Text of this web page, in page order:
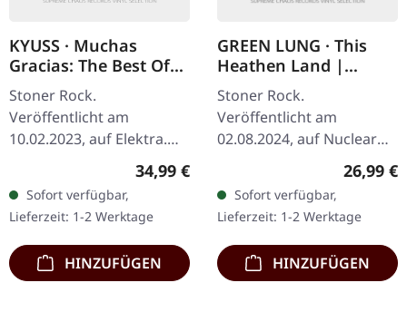
KYUSS · Muchas
Gracias: The Best Of
Kyuss | TRANSPARENT
BLUE 2LP
Stoner Rock.
Veröffentlicht am
10.02.2023, auf Elektra.
Transparent-blaues
Doppel-Vinyl im Standard-
Cover. Als die
Wüstenwinde von Palm
Desert in den…
Regulärer Preis:
34,99 €
Sofort verfügbar,
Lieferzeit: 1-2 Werktage
HINZUFÜGEN
GREEN LUNG · This
Heathen Land |
TRANSPARENT
ORANGE/BLACK
SMOKE LP
Stoner Rock.
Veröffentlicht am
02.08.2024, auf Nuclear
Orange/Black Smoke
Vinyl. Green Lung kehren
mit ihrem bisher…
26,99 €
Sofort verfügbar,
Lieferzeit: 1-2 Werktage
HINZUFÜGEN